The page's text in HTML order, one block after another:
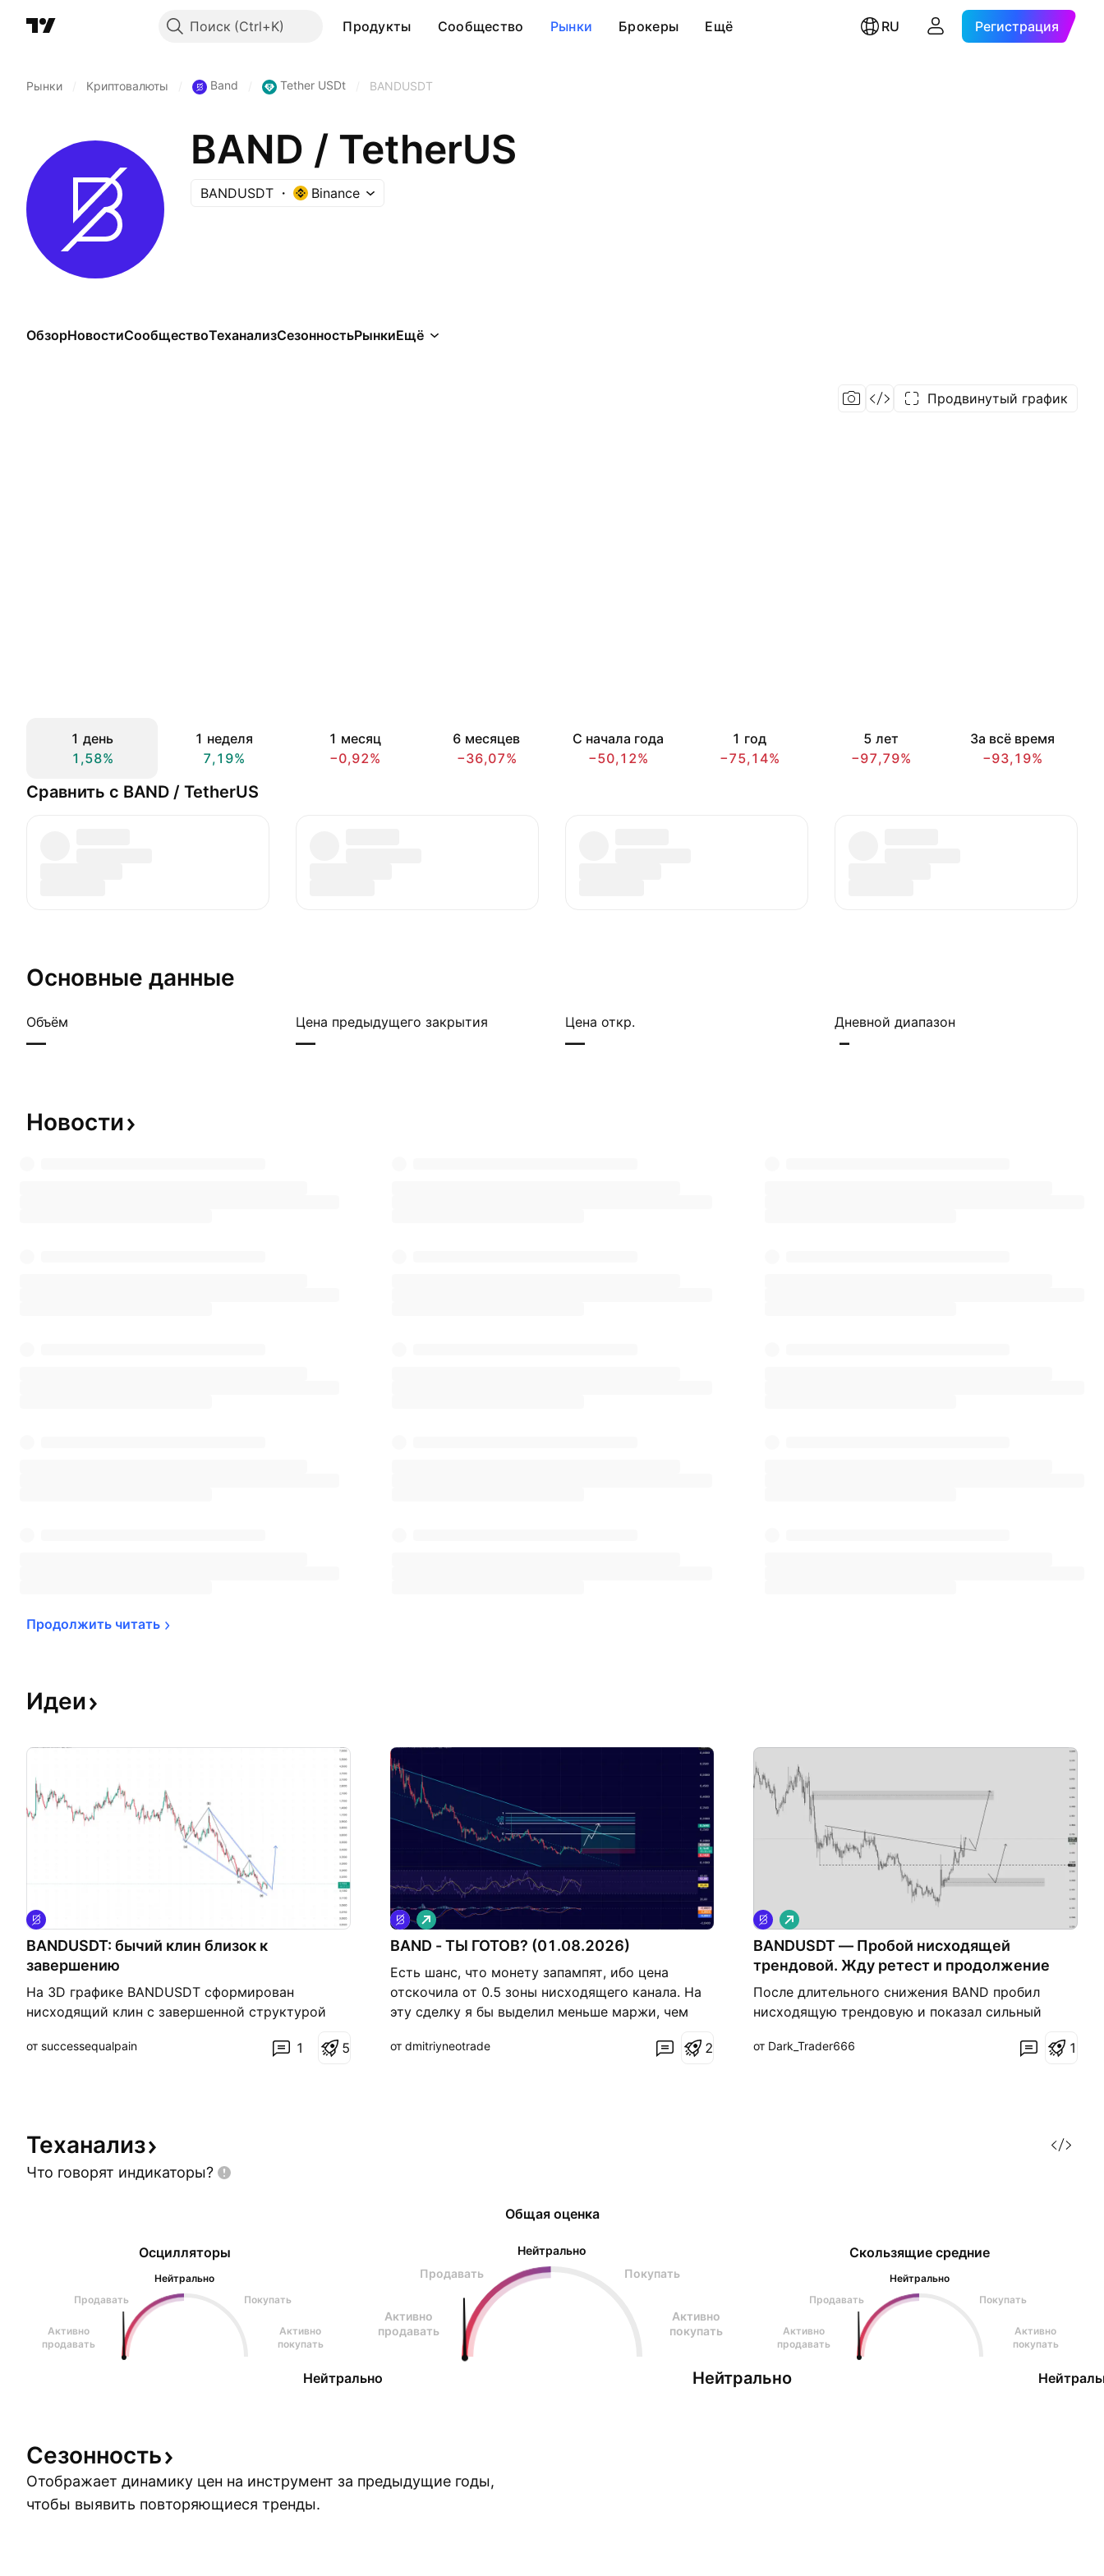
Поиск Продукты Сообщество Рынки Брокеры Ещё RU Регистрация
Рынки Криптовалюты Band Tether USDt BANDUSDT
BAND / TetherUS
BANDUSDT Binance
ОбзорНовостиСообществоТеханализСезонностьРынкиЕщё
Продвинутый график
1 день
1,58%
1 неделя
7,19%
1 месяц
−0,92%
6 месяцев
−36,07%
С начала года
−50,12%
1 год
−75,14%
5 лет
−97,79%
За всё время
−93,19%
Сравнить с BAND / TetherUS
Основные данные
Объём
—
Цена предыдущего закрытия
—
Цена откр.
—
Дневной диапазон
–
Новости
Продолжить читать
Идеи
BANDUSDT: бычий клин близок к
завершению
На 3D графике BANDUSDT сформирован
нисходящий клин с завершенной структурой
заканчиваются подобные коррекции. Ключевой
от successequalpain 1 5
BAND - ТЫ ГОТОВ? (01.08.2026)
Есть шанс, что монету запампят, ибо цена
отскочила от 0.5 зоны нисходящего канала. На
эту сделку я бы выделил меньше маржи, чем
Буду благодарен за ракеты!
Д
л
и
н
я
от dmitriyneotrade 2
BANDUSDT — Пробой нисходящей
трендовой. Жду ретест и продолжение
После длительного снижения BAND пробил
нисходящую трендовую и показал сильный
покупателей. 📈 План: Идеальный вариант —
Д
л
и
н
я
от Dark_Trader666 1
Теханализ
Что говорят индикаторы?
Осцилляторы
Нейтрально
Продавать
Покупать
Активно
продавать
Активно
покупать
Нейтрально
Общая оценка
Нейтрально
Продавать
Покупать
Активно
продавать
Активно
покупать
Нейтрально
Скользящие средние
Нейтрально
Продавать
Покупать
Активно
продавать
Активно
покупать
Сезонность
Отображает динамику цен на инструмент за предыдущие годы,
чтобы выявить повторяющиеся тренды.